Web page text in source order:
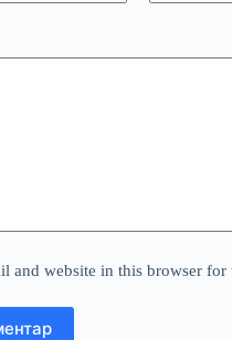
and website in this browser